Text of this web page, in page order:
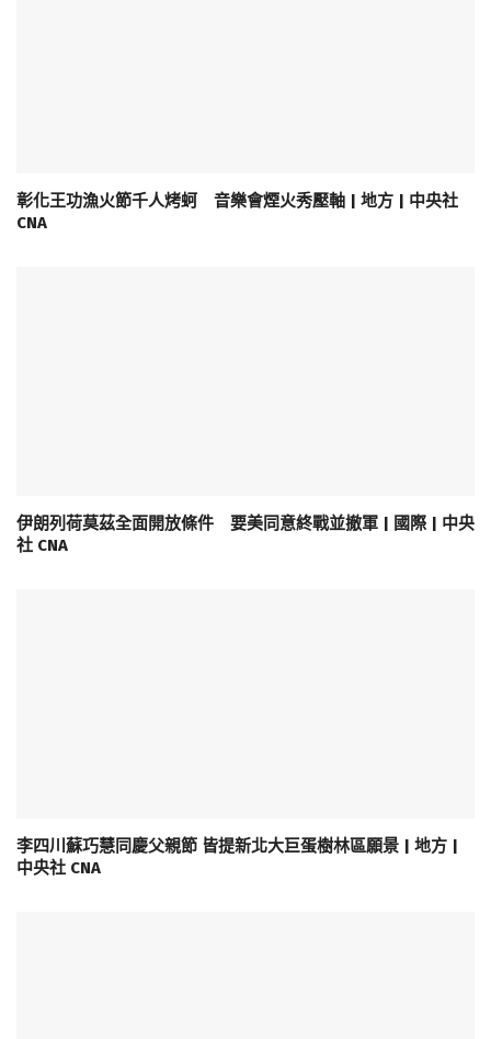
彰化王功漁火節千人烤蚵 音樂會煙火秀壓軸 | 地方 | 中央社
CNA
伊朗列荷莫茲全面開放條件 要美同意終戰並撤軍 | 國際 | 中央
社 CNA
李四川蘇巧慧同慶父親節 皆提新北大巨蛋樹林區願景 | 地方 |
中央社 CNA